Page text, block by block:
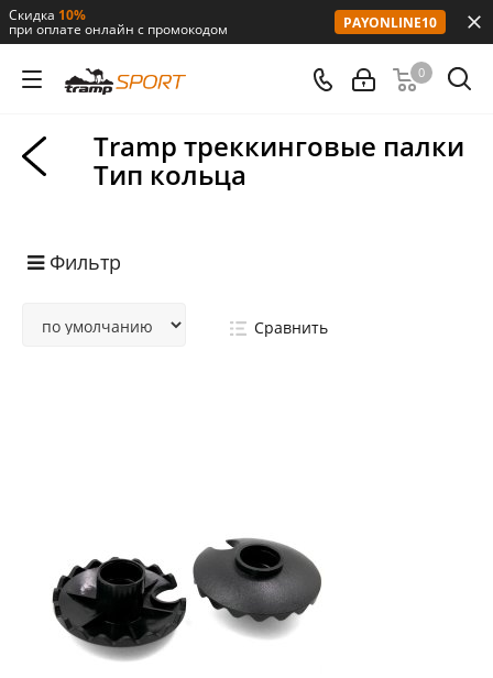
Скидка 10%
при оплате онлайн с промокодом PAYONLINE10
0
Tramp треккинговые палки
Тип кольца
Фильтр
Сравнить